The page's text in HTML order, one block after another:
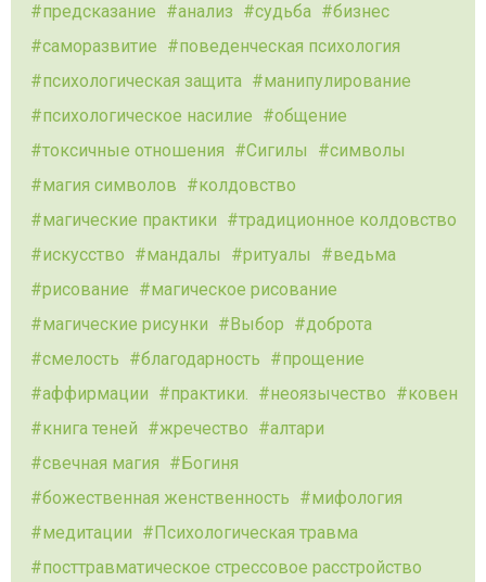
предсказание
анализ судьба
бизнес
саморазвитие
поведенческая психология
психологическая защита
манипулирование
психологическое насилие
общение
токсичные отношения
Сигилы
символы
магия символов
колдовство
магические практики
традиционное колдовство
искусство
мандалы ритуалы
ведьма
рисование
магическое рисование
магические рисунки
Выбор
доброта
смелость
благодарность
прощение
аффирмации
практики. неоязычество
ковен
книга теней
жречество
алтари
свечная магия
Богиня
божественная женственность
мифология
медитации
Психологическая травма
посттравматическое стрессовое расстройство